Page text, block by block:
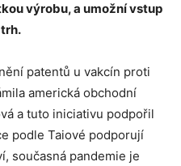
výrobu, a umožní vstup
patentů u vakcín proti
americká obchodní
a tuto iniciativu podpořil
podle Taiové podporují
současná pandemie je